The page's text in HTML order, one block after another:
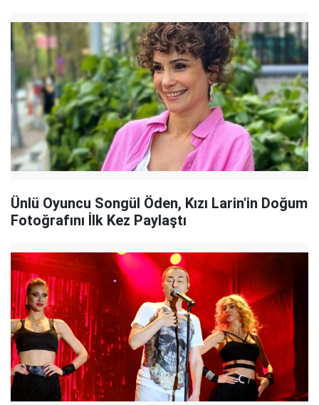
Ünlü Oyuncu Songül Öden, Kızı Larin'in Doğum
Fotoğrafını İlk Kez Paylaştı